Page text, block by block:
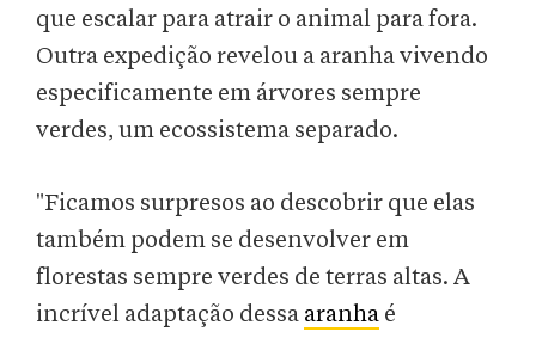
que escalar para atrair o animal para fora.
Outra expedição revelou a aranha vivendo
especificamente em árvores sempre
verdes, um ecossistema separado.
"Ficamos surpresos ao descobrir que elas
também podem se desenvolver em
florestas sempre verdes de terras altas. A
incrível adaptação dessa aranha é